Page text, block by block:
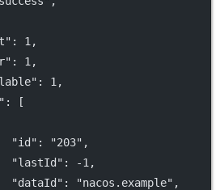
: 1 ,
: 1 ,
: 1 ,
: [
"id" : "203" ,
"lastId" : -1 ,
"dataId" : "nacos.example" ,